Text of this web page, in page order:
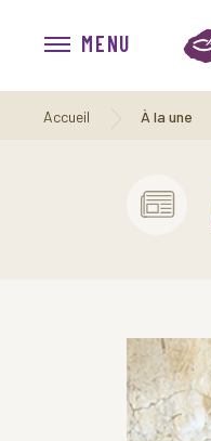
MENU
Accueil À la une